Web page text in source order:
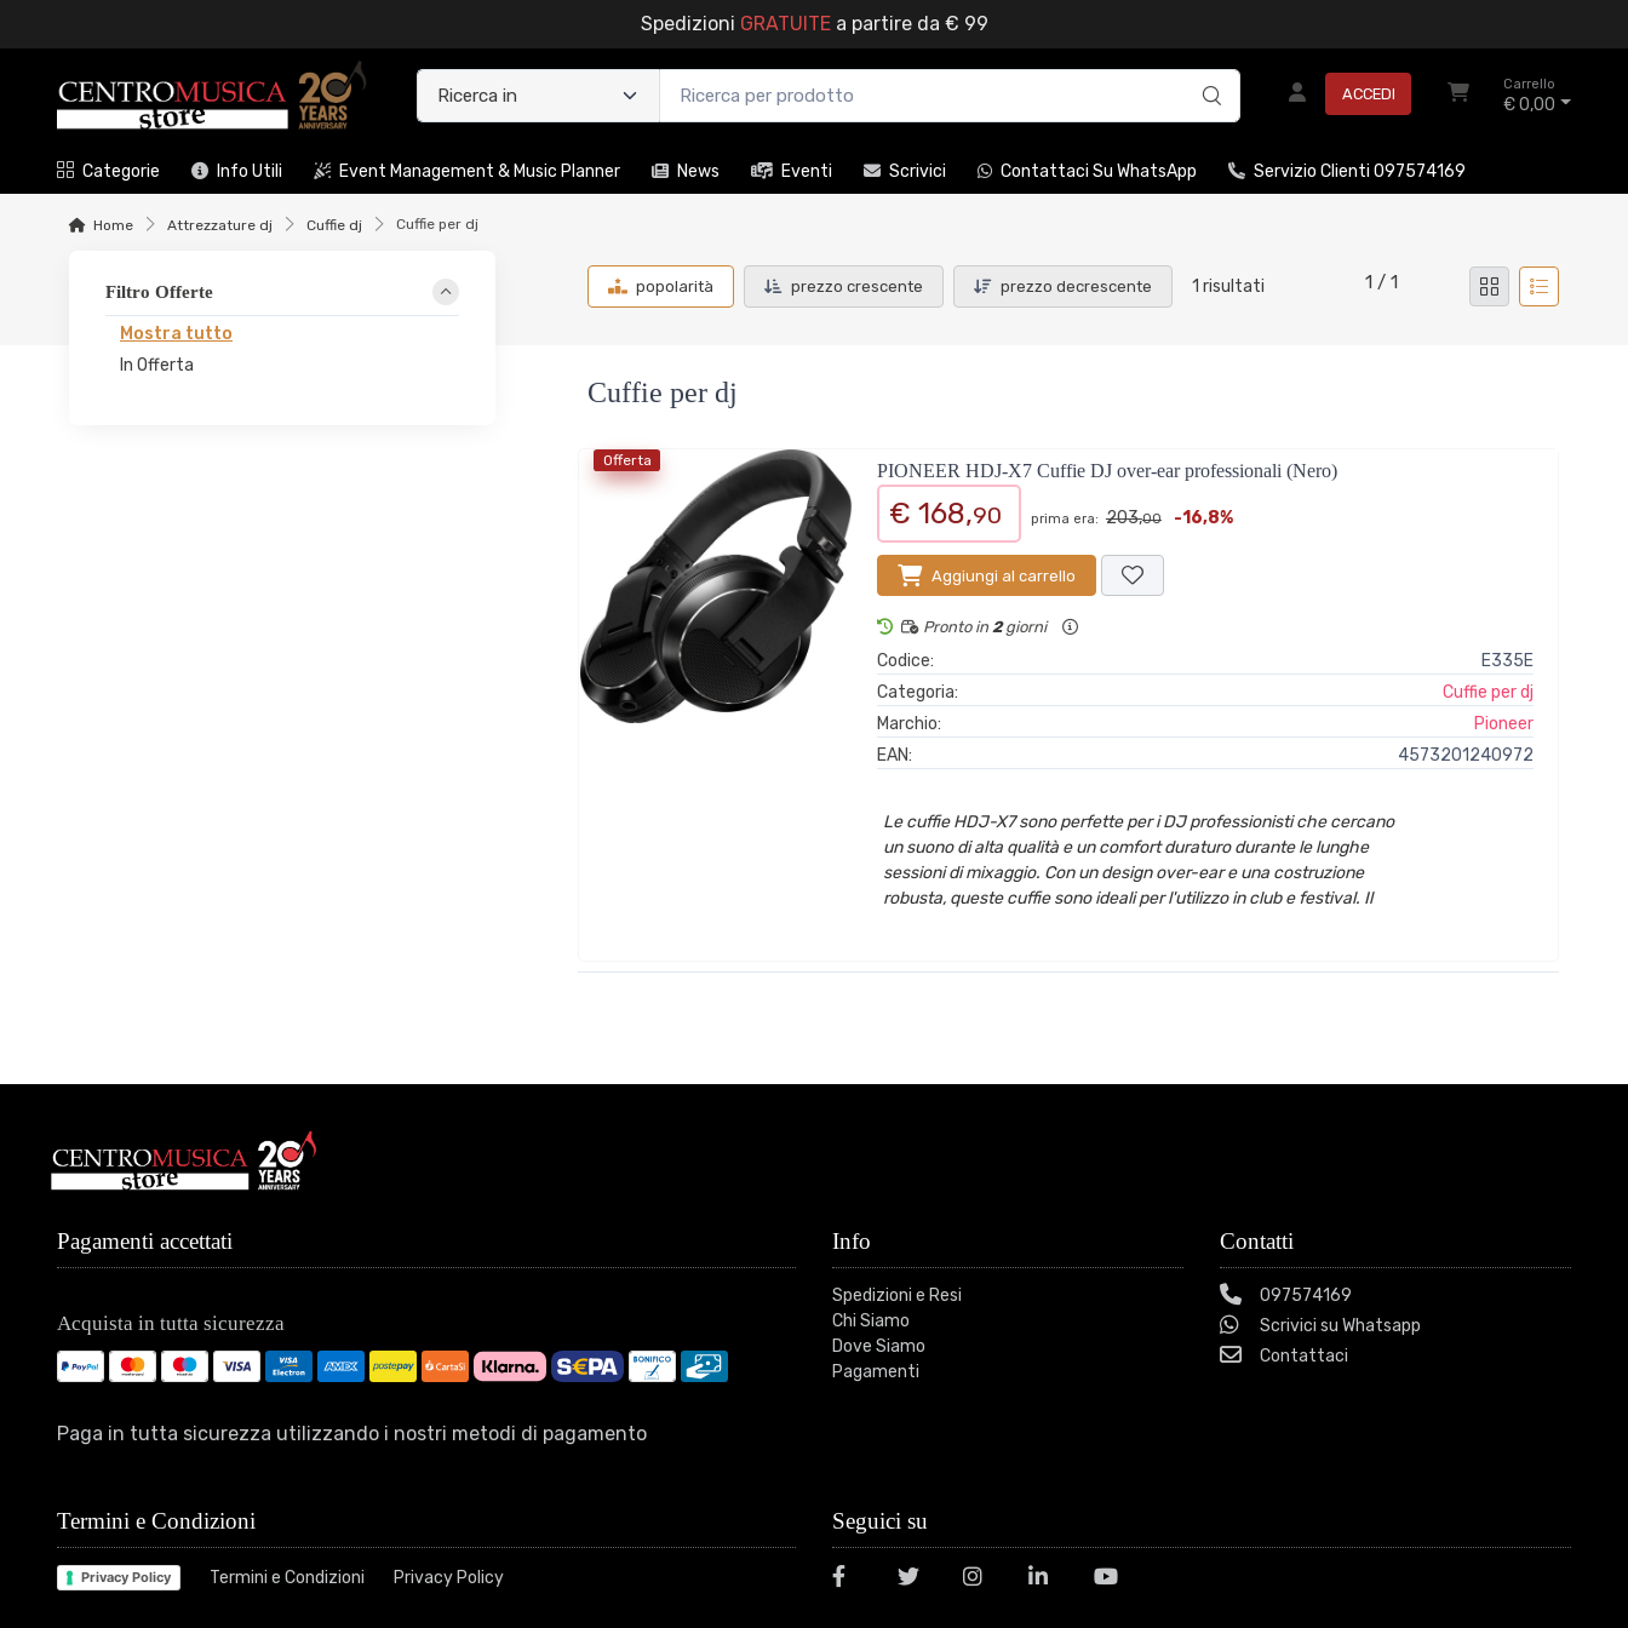
Spedizioni GRATUITEa partire da € 99
ACCEDI
Carrello
€ 0,00
Categorie Info Utili Event Management & Music Planner News Eventi Scrivici Contattaci Su WhatsApp Servizio Clienti 097574169
Home Attrezzature dj Cuffie dj Cuffie per dj
Filtro Offerte
Mostra tutto
In Offerta
popolarità prezzo crescente prezzo decrescente 1 risultati 1 / 1
Cuffie per dj
Offerta PIONEER HDJ-X7 Cuffie DJ over-ear professionali (Nero)
€ 168,90 prima era: 203,00 -16,8%
Aggiungi al carrello
Pronto in 2giorni
Codice:
E335E
Categoria:
Cuffie per dj
Marchio:
Pioneer
EAN:
4573201240972
Le cuffie HDJ-X7 sono perfette per i DJ professionisti che cercano
un suono di alta qualità e un comfort duraturo durante le lunghe
sessioni di mixaggio. Con un design over-ear e una costruzione
robusta, queste cuffie sono ideali per l'utilizzo in club e festival. Il
esterno per una migliore esperienza di ascolto.
Pagamenti accettati
Acquista in tutta sicurezza
Paga in tutta sicurezza utilizzando i nostri metodi di pagamento
Info
Spedizioni e Resi
Chi Siamo
Dove Siamo
Pagamenti
Contatti
097574169
Scrivici su Whatsapp
Contattaci
Termini e Condizioni
Privacy Policy Termini e Condizioni Privacy Policy
Seguici su